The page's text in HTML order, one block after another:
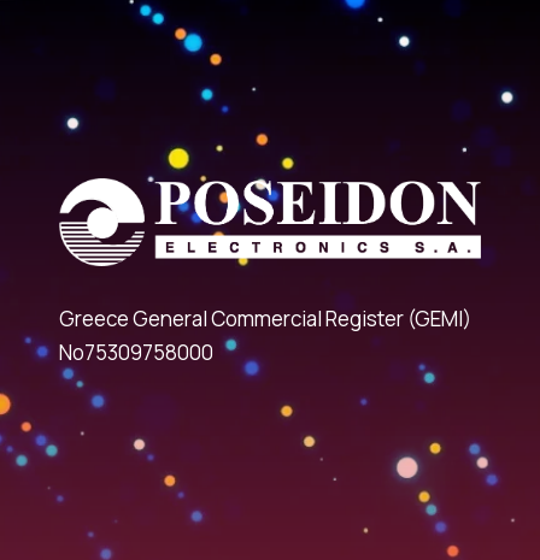
Greece General Commercial Register (GEMI)
No75309758000